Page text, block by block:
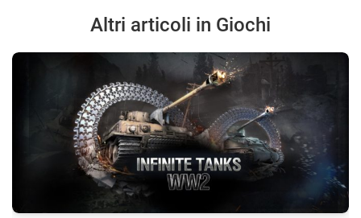
Altri articoli in Giochi